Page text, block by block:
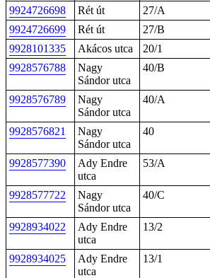
9924726698 Rét út 27/A
9924726699
Rét út 27/B
9928101335
Akácos utca 20/1
9928576788
Nagy
Sándor utca
40/B
9928576789
Nagy
Sándor utca
40/A
9928576821
Nagy
Sándor utca
40
9928577390
Ady Endre
utca
53/A
9928577722
Nagy
Sándor utca
40/C
9928934022
Ady Endre
utca
13/2
9928934025
Ady Endre
utca
13/1